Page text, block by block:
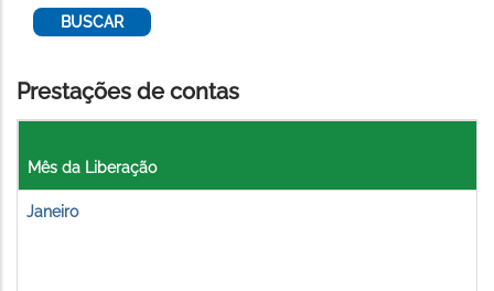
Prestações de contas
Mês da Liberação
Janeiro